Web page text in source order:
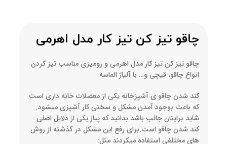
چاقو تیز کن تیز کار مدل اهرمی
چاقو تیز کن تیز کار مدل اهرمی و رومیزی مناسب تیز کردن
انواع چاقو، قیچی و… با آلیاژ الماسه
کند شدن چاقو ی آشپزخانه یکی از معضلات خانه داری است
که باعث بوجود آمدن مشکل و سختی کار آشپزی میشود.
شاید برایتان جالب باشد بدانید که پیاز یکی از دلایل اصلی
کند شدن چاقو است.برای رفع این مشکل در گذشته از روش
های مختلفی استفاده میکردند مثل: